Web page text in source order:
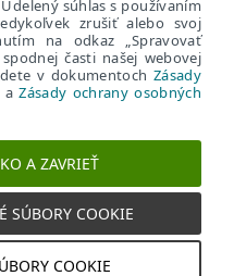
súhlas s používaním
zrušiť alebo svoj
na odkaz „Spravovať
časti našej webovej
v dokumentoch Zásady
aZásady ochrany osobných
A ZAVRIEŤ
SÚBORY COOKIE
COOKIE